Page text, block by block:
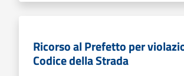
Ricorso al Prefetto per
Codice della Strada